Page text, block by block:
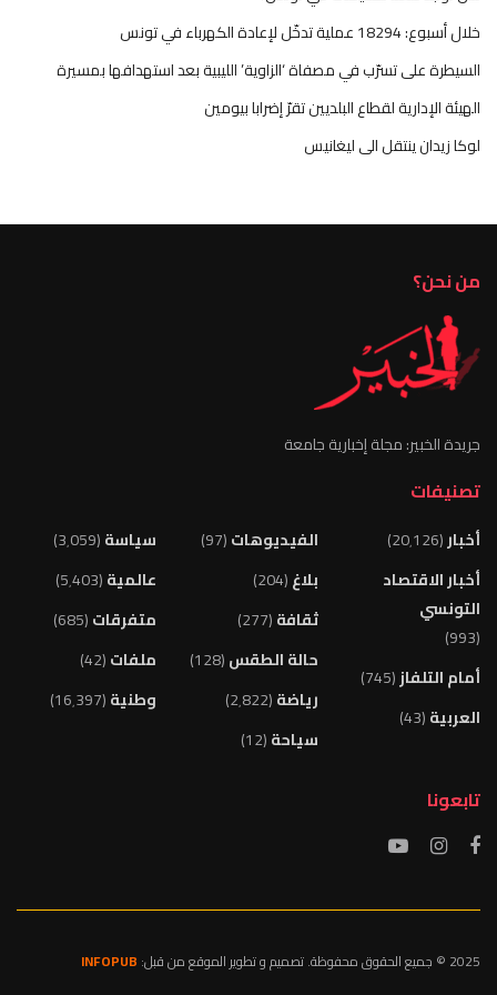
خلال أسبوع: 18294 عملية تدخّل لإعادة الكهرباء في تونس
السيطرة على تسرّب في مصفاة ‘الزاوية’ الليبية بعد استهدافها بمسيرة
الهيئة الإدارية لقطاع البلديين تقرّ إضرابا بيومين
لوكا زيدان ينتقل الى ليغانيس
من نحن؟
جريدة الخبير: مجلة إخبارية جامعة
تصنيفات
أخبار(20٬126)
أخبار الاقتصاد
التونسي
(993)
أمام التلفاز(745)
العربية(43)
الفيديوهات(97)
بلاغ(204)
ثقافة(277)
حالة الطقس(128)
رياضة(2٬822)
سياحة(12)
سياسة(3٬059)
عالمية(5٬403)
متفرقات(685)
ملفات(42)
وطنية(16٬397)
تابعونا
2025 © جميع الحقوق محفوظة. تصميم و تطوير الموقع من قبل: INFOPUB